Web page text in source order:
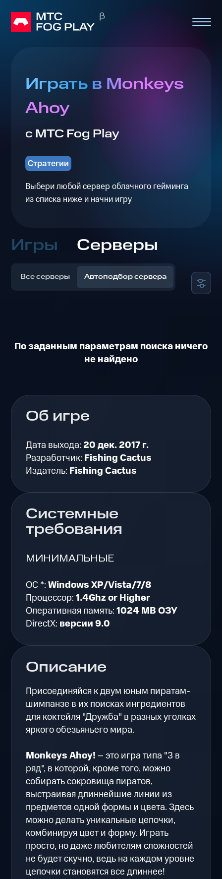
Играть в Monkeys
Ahoy
с МТС Fog Play
Стратегии
Выбери любой сервер облачного гейминга
из списка ниже и начни игру
Игры Серверы
Все серверы Автоподбор сервера
По заданным параметрам поиска ничего
не найдено
Описание
Присоединяйся к двум юным пиратам-
шимпанзе в их поисках ингредиентов
для коктейля "Дружба" в разных уголках
яркого обезьяньего мира.
Monkeys Ahoy!– это игра типа "3 в
ряд", в которой, кроме того, можно
собирать сокровища пиратов,
выстраивая длиннейшие линии из
предметов одной формы и цвета. Здесь
можно делать уникальные цепочки,
комбинируя цвет и форму. Играть
просто, но даже любителям сложностей
не будет скучно, ведь на каждом уровне
цепочки становятся все длиннее!
Об игре
Дата выхода: 20 дек. 2017 г.
Разработчик: Fishing Cactus
Издатель: Fishing Cactus
Системные
требования
МИНИМАЛЬНЫЕ
ОС *:Windows XP/Vista/7/8
Процессор:1.4Ghz or Higher
Оперативная память:1024 MB ОЗУ
DirectX: версии 9.0